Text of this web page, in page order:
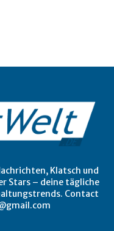
Klatsch und
Stars – deine tägliche
Contact